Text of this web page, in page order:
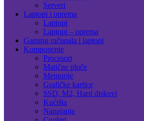
Serveri
Laptopi i oprema
Laptopi
Laptopi – oprema
Gaming računala i laptopi
Komponente
Procesori
Matične ploče
Memorije
Grafičke kartice
SSD, M2, Hard diskovi
Kućišta
Napajanja